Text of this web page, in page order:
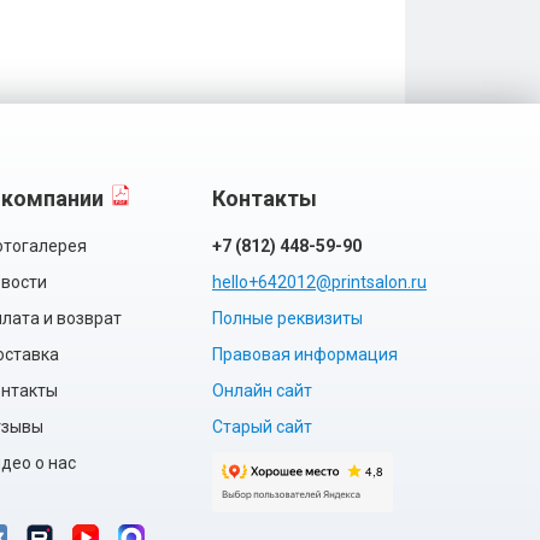
и возврат
о нас
Контакты
+7 (812) 448-59-90
hello+642012@printsalon.ru
Полные реквизиты
Правовая информация
Онлайн сайт
Старый сайт